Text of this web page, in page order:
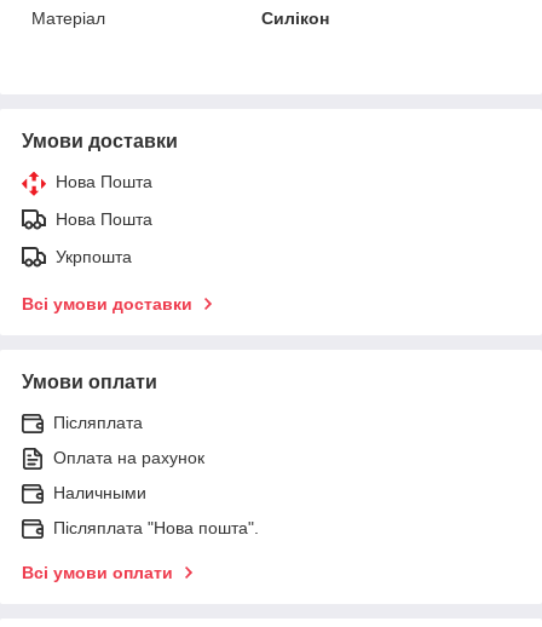
Матеріал
Силікон
Умови доставки
Нова Пошта
Нова Пошта
Укрпошта
Всі умови доставки
Умови оплати
Післяплата
Оплата на рахунок
Наличными
Післяплата "Нова пошта".
Всі умови оплати